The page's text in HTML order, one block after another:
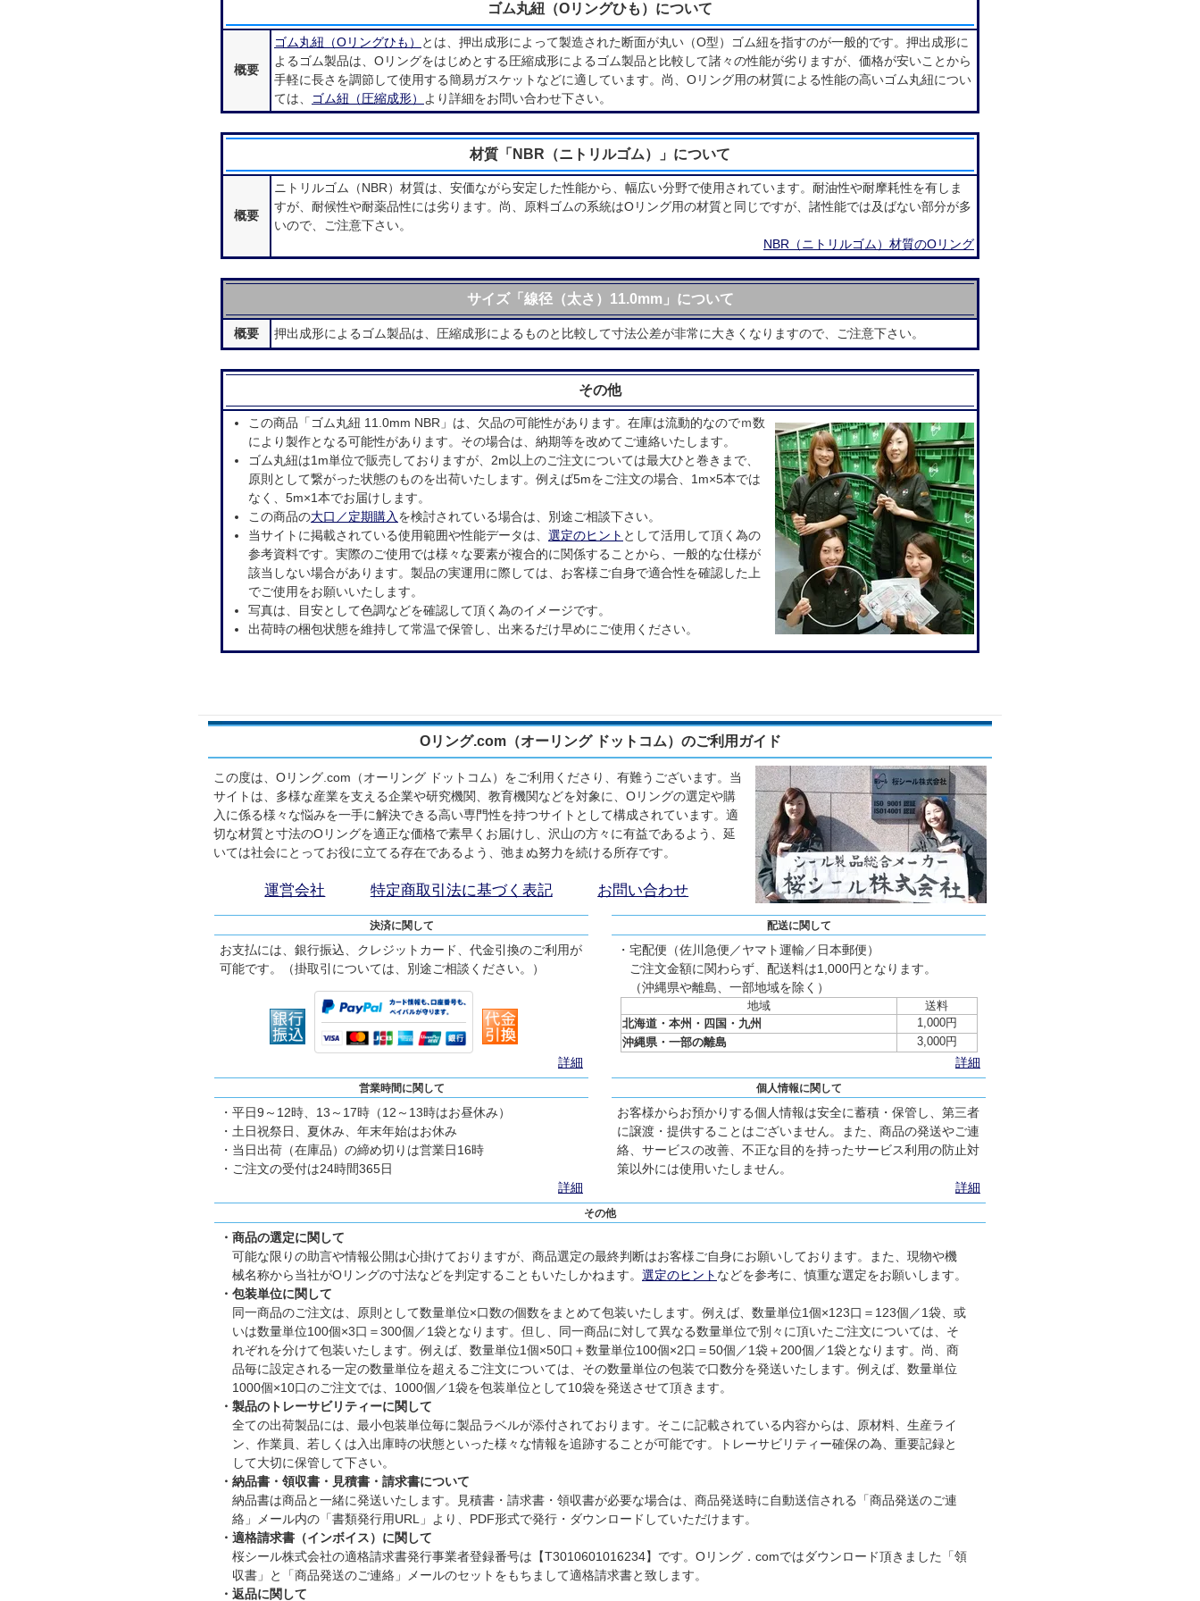
ゴム丸紐（Oリングひも）について
概要
ゴム丸紐（Oリングひも）
とは、押出成形によって製造された断面が丸い（O型）ゴム紐を指すのが一般的です。押出成形に
よるゴム製品は、Oリングをはじめとする圧縮成形によるゴム製品と比較して諸々の性能が劣りますが、価格が安いことから
手軽に長さを調節して使用する簡易ガスケットなどに適しています。尚、Oリング用の材質による性能の高いゴム丸紐につい
ては、
ゴム紐（圧縮成形） より詳細をお問い合わせ下さい。
材質「NBR（ニトリルゴム）」について
概要
ニトリルゴム（NBR）材質は、安価ながら安定した性能から、幅広い分野で使用されています。耐油性や耐摩耗性を有しま
すが、耐候性や耐薬品性には劣ります。尚、原料ゴムの系統はOリング用の材質と同じですが、諸性能では及ばない部分が多
いので、ご注意下さい。
NBR（ニトリルゴム）材質のOリング
サイズ「線径（太さ）11.0mm」について
概要 押出成形によるゴム製品は、圧縮成形によるものと比較して寸法公差が非常に大きくなりますので、ご注意下さい。
その他
この商品「ゴム丸紐 11.0mm NBR」は、欠品の可能性があります。在庫は流動的なのでｍ数
により製作となる可能性があります。その場合は、納期等を改めてご連絡いたします。
ゴム丸紐は1m単位で販売しておりますが、2m以上のご注文については最大ひと巻きまで、
原則として繋がった状態のものを出荷いたします。例えば5mをご注文の場合、1m×5本では
なく、5m×1本でお届けします。
この商品の大口／定期購入 を検討されている場合は、別途ご相談下さい。
当サイトに掲載されている使用範囲や性能データは、 選定のヒント として活用して頂く為の
参考資料です。実際のご使用では様々な要素が複合的に関係することから、一般的な仕様が
該当しない場合があります。製品の実運用に際しては、お客様ご自身で適合性を確認した上
でご使用をお願いいたします。
写真は、目安として色調などを確認して頂く為のイメージです。
出荷時の梱包状態を維持して常温で保管し、出来るだけ早めにご使用ください。
Oリング.com（オーリング ドットコム）のご利用ガイド
この度は、Oリング.com（オーリング ドットコム）をご利用くださり、有難うございます。当
サイトは、多様な産業を支える企業や研究機関、教育機関などを対象に、Oリングの選定や購
入に係る様々な悩みを一手に解決できる高い専門性を持つサイトとして構成されています。適
切な材質と寸法のOリングを適正な価格で素早くお届けし、沢山の方々に有益であるよう、延
いては社会にとってお役に立てる存在であるよう、弛まぬ努力を続ける所存です。
運営会社 特定商取引法に基づく表記 お問い合わせ
決済に関して 配送に関して
お支払には、銀行振込、クレジットカード、代金引換のご利用が
可能です。（掛取引については、別途ご相談ください。）
・宅配便（佐川急便／ヤマト運輸／日本郵便）
ご注文金額に関わらず、配送料は1,000円となります。
（沖縄県や離島、一部地域を除く）
地域
送料
北海道・本州・四国・九州
1,000円
沖縄県・一部の離島
3,000円
詳細 詳細
営業時間に関して 個人情報に関して
・平日9～12時、13～17時（12～13時はお昼休み）
・土日祝祭日、夏休み、年末年始はお休み
・当日出荷（在庫品）の締め切りは営業日16時
・ご注文の受付は24時間365日
お客様からお預かりする個人情報は安全に蓄積・保管し、第三者
に譲渡・提供することはございません。また、商品の発送やご連
絡、サービスの改善、不正な目的を持ったサービス利用の防止対
策以外には使用いたしません。
詳細
詳細
その他
・商品の選定に関して
可能な限りの助言や情報公開は心掛けておりますが、商品選定の最終判断はお客様ご自身にお願いしております。また、現物や機
械名称から当社がOリングの寸法などを判定することもいたしかねます。 選定のヒント などを参考に、慎重な選定をお願いします。
・包装単位に関して
同一商品のご注文は、原則として数量単位×口数の個数をまとめて包装いたします。例えば、数量単位1個×123口＝123個／1袋、或
いは数量単位100個×3口＝300個／1袋となります。但し、同一商品に対して異なる数量単位で別々に頂いたご注文については、そ
れぞれを分けて包装いたします。例えば、数量単位1個×50口＋数量単位100個×2口＝50個／1袋＋200個／1袋となります。尚、商
品毎に設定される一定の数量単位を超えるご注文については、その数量単位の包装で口数分を発送いたします。例えば、数量単位
1000個×10口のご注文では、1000個／1袋を包装単位として10袋を発送させて頂きます。
・製品のトレーサビリティーに関して
全ての出荷製品には、最小包装単位毎に製品ラベルが添付されております。そこに記載されている内容からは、原材料、生産ライ
ン、作業員、若しくは入出庫時の状態といった様々な情報を追跡することが可能です。トレーサビリティー確保の為、重要記録と
して大切に保管して下さい。
・納品書・領収書・見積書・請求書について
納品書は商品と一緒に発送いたします。見積書・請求書・領収書が必要な場合は、商品発送時に自動送信される「商品発送のご連
絡」メール内の「書類発行用URL」より、PDF形式で発行・ダウンロードしていただけます。
・適格請求書（インボイス）に関して
桜シール株式会社の適格請求書発行事業者登録番号は【T3010601016234】です。Oリング．comではダウンロード頂きました「領
収書」と「商品発送のご連絡」メールのセットをもちまして適格請求書と致します。
・返品に関して